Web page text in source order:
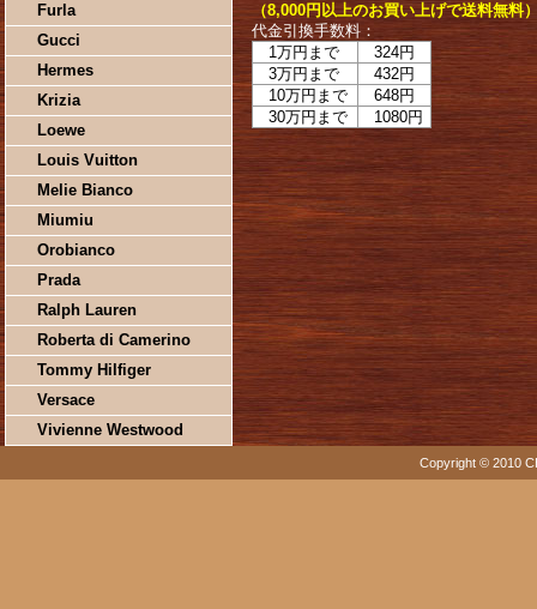
Furla
Gucci
Hermes
Krizia
Loewe
Louis Vuitton
Melie Bianco
Miumiu
Orobianco
Prada
Ralph Lauren
Roberta di Camerino
Tommy Hilfiger
Versace
Vivienne Westwood
（8,000円以上のお買い上げで送料無料
代金引換手数料：
1万円まで
324円
3万円まで
432円
10万円まで
648円
30万円まで
1080円
Copyright © 2010